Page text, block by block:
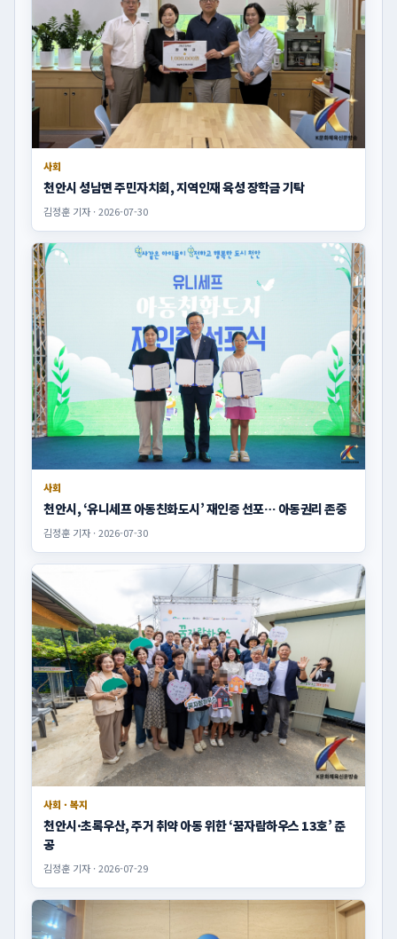
사회
천안시 성남면 주민자치회, 지역인재 육성 장학금 기탁
김정훈 기자 · 2026-07-30
사회
천안시, ‘유니세프 아동친화도시’ 재인증 선포… 아동권리 존중
김정훈 기자 · 2026-07-30
사회 · 복지
천안시·초록우산, 주거 취약 아동 위한 ‘꿈자람하우스 13호’ 준
공
김정훈 기자 · 2026-07-29